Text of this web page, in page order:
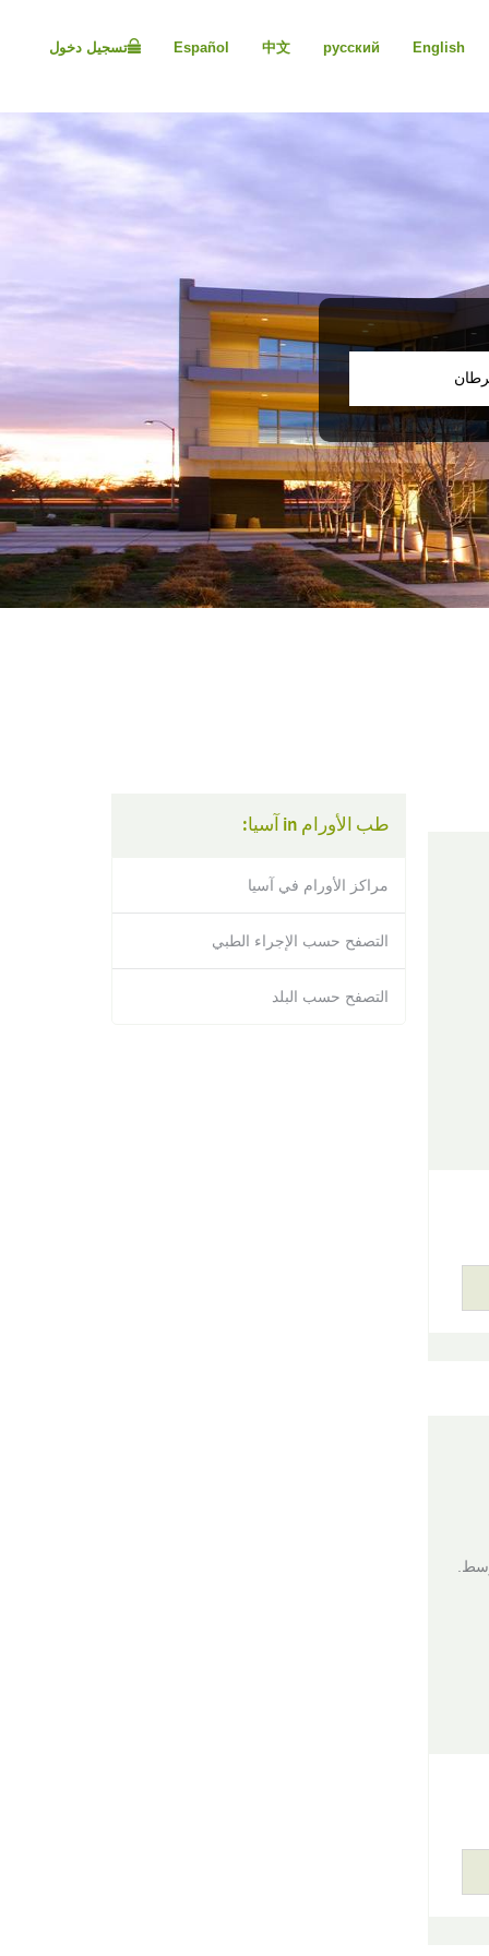
accessibility
system.
Control-
website
disabilities
who
are
using
a
screen
reader;
Press
Control-
English
русский
中文
Español تسجيل دخول
طب الأورام in آسيا:
مراكز الأورام في آسيا
التصفح حسب الإجراء الطبي
التصفح حسب البلد